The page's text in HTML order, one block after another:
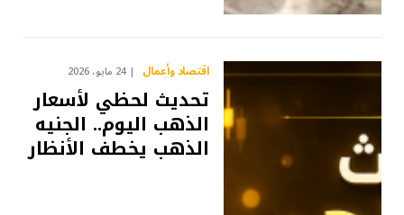
اقتصاد وأعمال 24 مايو، 2026
تحديث لحظي لأسعار
الذهب اليوم.. الجنيه
الذهب يخطف الأنظار